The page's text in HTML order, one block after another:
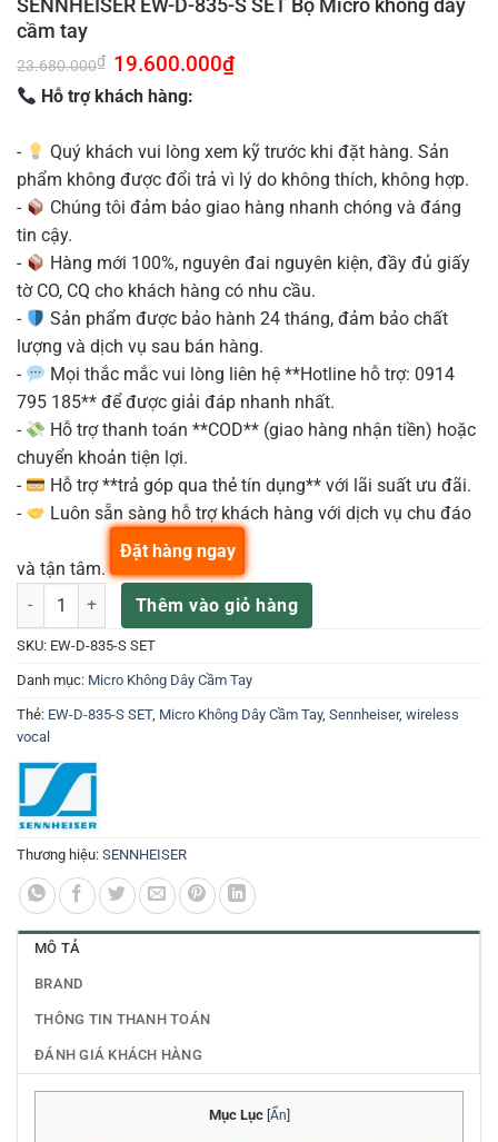
SENNHEISER EW-D-835-S SET Bộ Micro không dây
cầm tay
23.680.000₫ Giá
gốc
là:
23.680.000₫.
19.600.000₫Giá
Hỗ trợ khách hàng:
-
Quý khách vui lòng xem kỹ trước khi đặt hàng. Sản
phẩm không được đổi trả vì lý do không thích, không hợp.
-
Chúng tôi đảm bảo giao hàng nhanh chóng và đáng
tin cậy.
-
Hàng mới 100%, nguyên đai nguyên kiện, đầy đủ giấy
tờ CO, CQ cho khách hàng có nhu cầu.
-
Sản phẩm được bảo hành 24 tháng, đảm bảo chất
lượng và dịch vụ sau bán hàng.
-
Mọi thắc mắc vui lòng liên hệ **Hotline hỗ trợ: 0914
795 185** để được giải đáp nhanh nhất.
-
Hỗ trợ thanh toán **COD** (giao hàng nhận tiền) hoặc
chuyển khoản tiện lợi.
-
Hỗ trợ **trả góp qua thẻ tín dụng** với lãi suất ưu đãi.
-
Luôn sẵn sàng hỗ trợ khách hàng với dịch vụ chu đáo
và tận tâm.
SENNHEISER EW-D-835-S SET Bộ Micro không dây cầm tay số lượng
Thêm vào giỏ hàng
Đặt hàng ngay
SKU: EW-D-835-S SET
Danh mục: Micro Không Dây Cầm Tay
Thẻ: EW-D-835-S SET, Micro Không Dây Cầm Tay, Sennheiser, wireless
vocal
Thương hiệu: SENNHEISER
MÔ TẢ
BRAND
THÔNG TIN THANH TOÁN
ĐÁNH GIÁ KHÁCH HÀNG
Mục Lục [Ẩn]